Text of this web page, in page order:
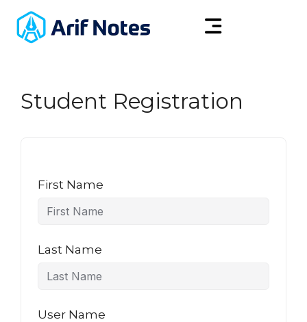
Student Registration
First Name
Last Name
User Name